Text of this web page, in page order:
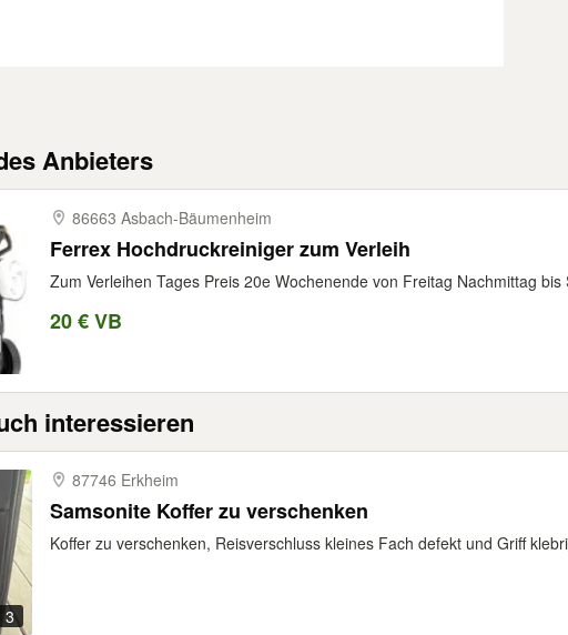
Anbieters
86663 Asbach-​Bäumenheim
Ferrex Hochdruckreiniger zum Verleih
Zum Verleihen Tages Preis 20e Wochenende von Freitag Nachmittag
20 € VB
interessieren
3
87746 Erkheim
Samsonite Koffer zu verschenken
Koffer zu verschenken, Reisverschluss kleines Fach defekt und Griff